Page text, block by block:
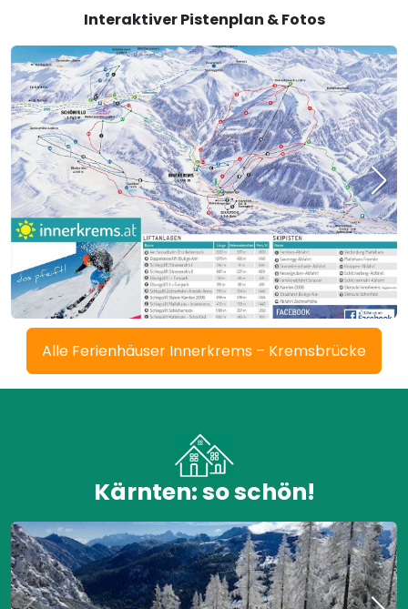
Interaktiver Pistenplan & Fotos
Alle Ferienhäuser Innerkrems – Kremsbrücke
Kärnten: so schön!